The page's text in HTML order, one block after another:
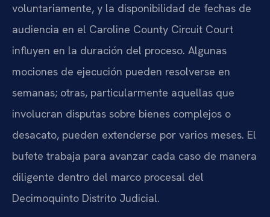
voluntariamente, y la disponibilidad de fechas de
audiencia en el Caroline County Circuit Court
influyen en la duración del proceso. Algunas
mociones de ejecución pueden resolverse en
semanas; otras, particularmente aquellas que
involucran disputas sobre bienes complejos o
desacato, pueden extenderse por varios meses. El
bufete trabaja para avanzar cada caso de manera
diligente dentro del marco procesal del
Decimoquinto Distrito Judicial.